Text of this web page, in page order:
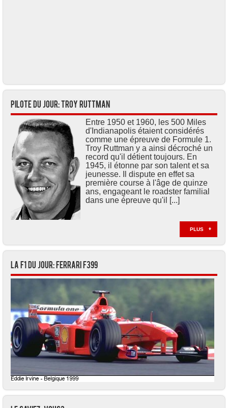
Pilote du jour: Troy RUTTMAN
Entre 1950 et 1960, les 500 Miles
d'Indianapolis étaient considérés
comme une épreuve de Formule 1.
Troy Ruttman y a ainsi décroché un
record qu'il détient toujours. En
1945, il étonne par son talent et sa
jeunesse. Il dispute en effet sa
première course à l'âge de quinze
ans, engageant le roadster familial
dans une épreuve qu'il [...]
PLUS
La F1 du jour: Ferrari F399